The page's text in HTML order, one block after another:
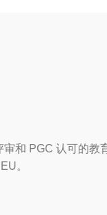
和 PGC 认可的
。